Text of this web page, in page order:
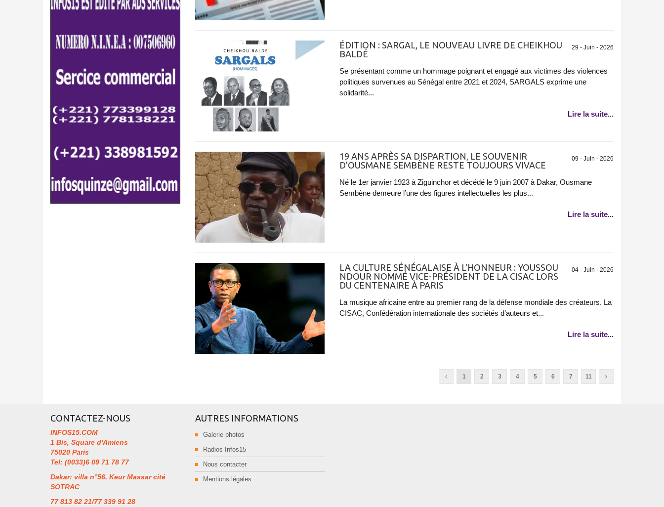
29 - Juin - 2026
ÉDITION : SARGAL, LE NOUVEAU LIVRE DE CHEIKHOU
BALDÉ
Se présentant comme un hommage poignant et engagé aux victimes des violences
politiques survenues au Sénégal entre 2021 et 2024, SARGALS exprime une
solidarité...
Lire la suite...
09 - Juin - 2026
19 ANS APRÈS SA DISPARTION, LE SOUVENIR
D’OUSMANE SEMBÈNE RESTE TOUJOURS VIVACE
Né le 1er janvier 1923 à Ziguinchor et décédé le 9 juin 2007 à Dakar, Ousmane
Sembène demeure l’une des figures intellectuelles les plus...
Lire la suite...
04 - Juin - 2026
LA CULTURE SÉNÉGALAISE À L'HONNEUR : YOUSSOU
NDOUR NOMMÉ VICE-PRÉSIDENT DE LA CISAC LORS
DU CENTENAIRE À PARIS
La musique africaine entre au premier rang de la défense mondiale des créateurs. La
CISAC, Confédération internationale des sociétés d’auteurs et...
Lire la suite...
1 2 3 4 5 6 7 11
CONTACTEZ-NOUS
INFOS15.COM
1 Bis, Square d'Amiens
75020 Paris
Tel: (0033)6 09 71 78 77
Dakar: villa n°56, Keur Massar cité
SOTRAC
77 813 82 21/77 339 91 28
AUTRES INFORMATIONS
Galerie photos
Radios Infos15
Nous contacter
Mentions légales